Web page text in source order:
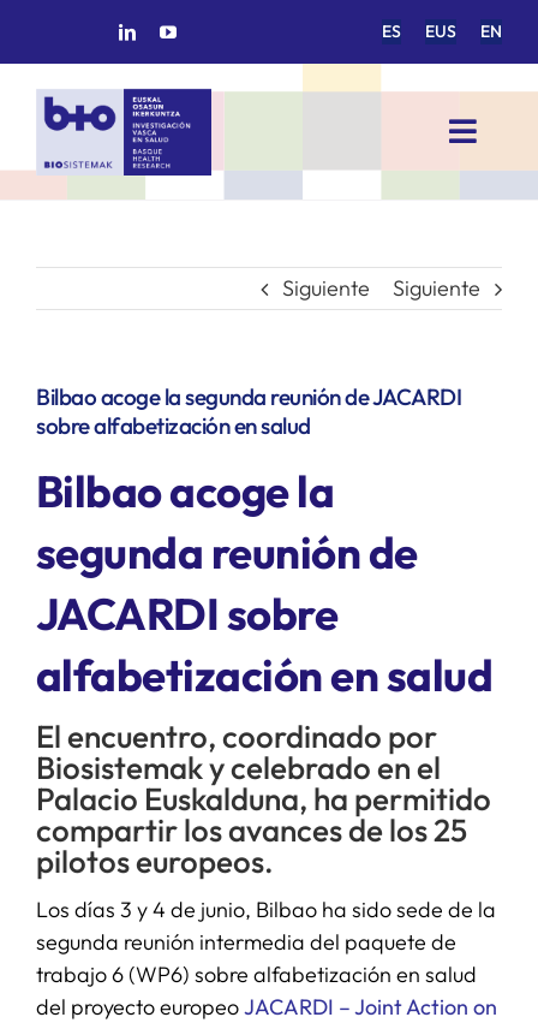
ES EUS EN
Toggle
INICIO
GRUPOS DE INVESTIGACIÓN
PROYECTOS/COLABORACIONES
SERVICIOS
APOYO I+D+I
NOTICIAS
Siguiente Siguiente
Bilbao acoge la segunda reunión de JACARDI
sobre alfabetización en salud
Bilbao acoge la
segunda reunión de
JACARDI sobre
alfabetización en salud
El encuentro, coordinado por
Biosistemak y celebrado en el
Palacio Euskalduna, ha permitido
compartir los avances de los 25
pilotos europeos.
Los días 3 y 4 de junio, Bilbao ha sido sede de la
segunda reunión intermedia del paquete de
trabajo 6 (WP6) sobre alfabetización en salud
del proyecto europeoJACARDI – Joint Action on